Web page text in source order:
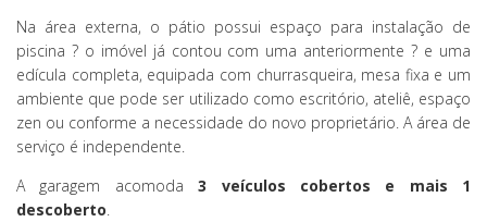
Na área externa, o pátio possui espaço para instalação de
piscina ? o imóvel já contou com uma anteriormente ? e uma
edícula completa, equipada com churrasqueira, mesa fixa e um
ambiente que pode ser utilizado como escritório, ateliê, espaço
zen ou conforme a necessidade do novo proprietário. A área de
serviço é independente.
A garagem acomoda3 veículos cobertos e mais 1
descoberto.